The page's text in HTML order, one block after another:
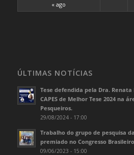
« ago
ÚLTIMAS NOTÍCIAS
Tese defendida pela Dra. Renata
CAPES de Melhor Tese 2024 na
Pesqueiros.
29/08/2024 - 17:00
Trabalho do grupo de pesquisa
premiado no Congresso
09/06/2023 - 15:00